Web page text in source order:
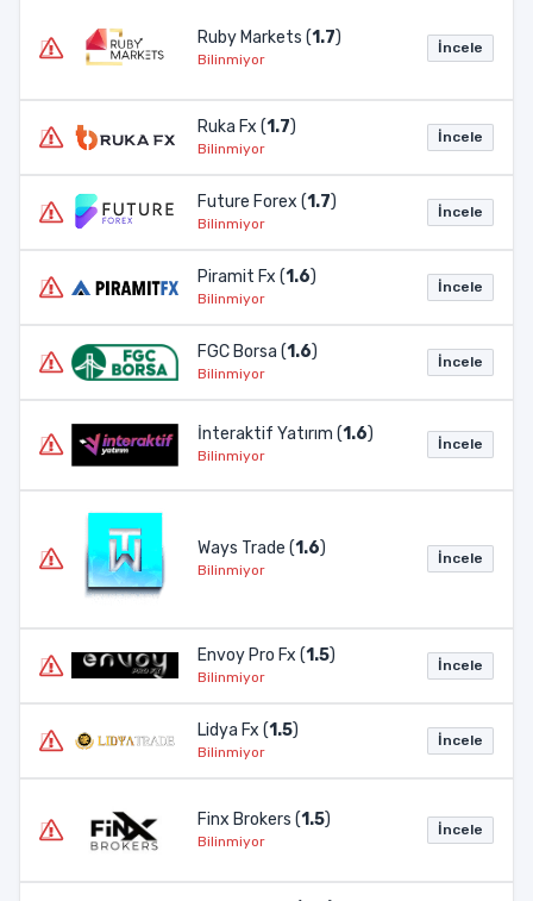
Ruby Markets (1.7)
Bilinmiyor
İncele
Ruka Fx (1.7)
Bilinmiyor
İncele
Future Forex (1.7)
Bilinmiyor
İncele
Piramit Fx (1.6)
Bilinmiyor
İncele
FGC Borsa (1.6)
Bilinmiyor
İncele
İnteraktif Yatırım (1.6)
Bilinmiyor
İncele
Ways Trade (1.6)
Bilinmiyor
İncele
Envoy Pro Fx (1.5)
Bilinmiyor
İncele
Lidya Fx (1.5)
Bilinmiyor
İncele
Finx Brokers (1.5)
Bilinmiyor
İncele